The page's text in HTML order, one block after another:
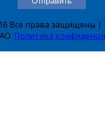
Все права защищены |
Политика